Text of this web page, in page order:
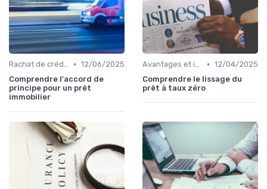
Rachat de crédit immobilier • 12/06/2025
Comprendre l'accord de
principe pour un prêt
immobilier
Avantages et inconvénients • 12/04/2025
Comprendre le lissage du
prêt à taux zéro